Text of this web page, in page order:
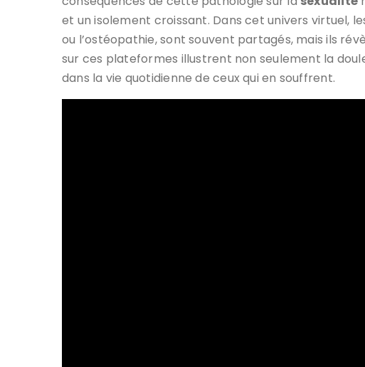
et un isolement croissant. Dans cet univers virtuel,
ou l’ostéopathie, sont souvent partagés, mais ils
sur ces plateformes illustrent non seulement la
dans la vie quotidienne de ceux qui en souffrent.